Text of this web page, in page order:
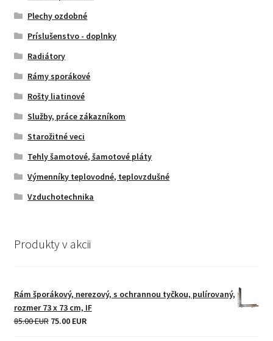
Plechy ozdobné
Príslušenstvo - doplnky
Radiátory
Rámy sporákové
Rošty liatinové
Služby, práce zákazníkom
Starožitné veci
Tehly šamotové, šamotové pláty
Výmenníky teplovodné, teplovzdušné
Vzduchotechnika
Produkty v akcii
Rám šporákový, nerezový, s ochrannou tyčkou, pulírovaný,
rozmer 73 x 73 cm, IF
85.00 EUR Original
75.00 EURCurrent